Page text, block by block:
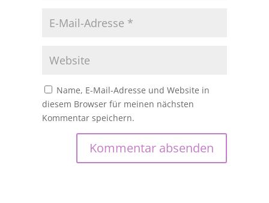
Name, E-Mail-Adresse und Website in
diesem Browser für meinen nächsten
Kommentar speichern.